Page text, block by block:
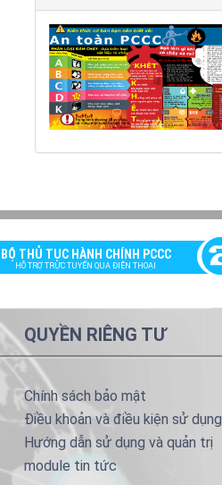
BỘ THỦ TỤC HÀNH CHÍNH PCCC
HỖ TRỢ TRỰC TUYẾN QUA ĐIỆN THOẠI
QUYỀN RIÊNG TƯ
Chính sách bảo mật
Điều khoản và điều kiện sử dụng
Hướng dẫn sử dụng và quản trị
module tin tức